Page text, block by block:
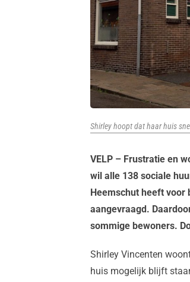
Shirley hoopt dat haar huis
VELP – Frustratie en
wil alle 138 sociale
Heemschut heeft
aangevraagd.
sommige bewoners.
Shirley Vincenten
huis mogelijk blijft